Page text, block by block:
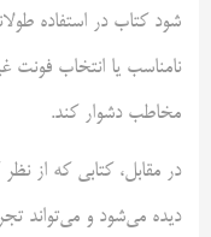
شود کتاب در استفاده
نامناسب یا انتخاب فونت
مخاطب دشوار کند.
در مقابل، کتابی که از
دیده می‌شود و می‌تواند